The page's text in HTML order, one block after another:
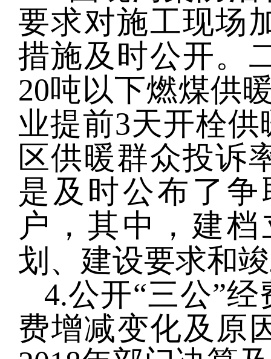
要求对施工现场
措施及时公开。
20吨以下燃煤供
业提前3天开栓
区供暖群众投诉
是及时公布了争
户，其中，建
划、建设要求和
4.公开“三公”
费增减变化及原